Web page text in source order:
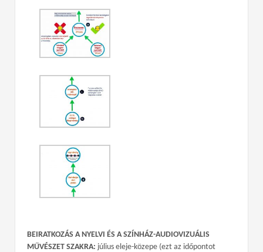
BEIRATKOZÁS A NYELVI ÉS A SZÍNHÁZ-AUDIOVIZUÁLIS
MŰVÉSZET SZAKRA: július eleje-közepe (ezt az időpontot